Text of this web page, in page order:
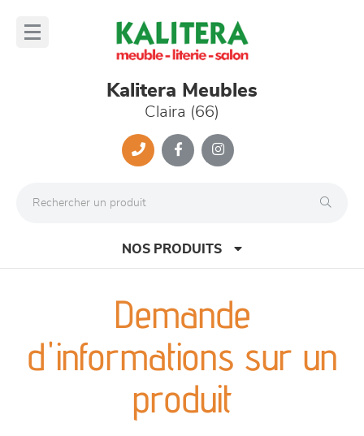
Kalitera Meubles
Claira (66)
NOS PRODUITS
canapés et fauteuils
séjours
meubles de complément
Demande
d'informations sur un
produit